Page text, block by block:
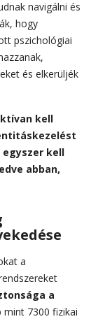
navigálni és
hogy
pszichológiai
és elkerüljék
kell
egyszer kell
abban,
a
a
7300 fizikai